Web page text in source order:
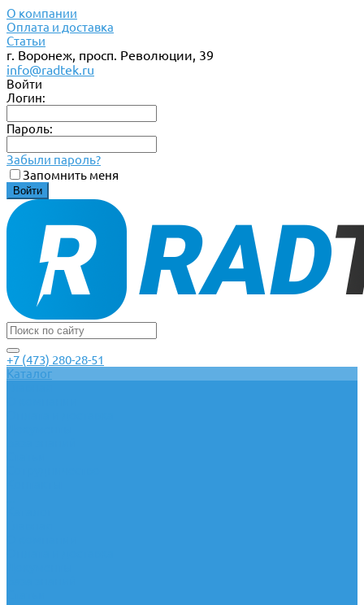
О компании
Оплата и доставка
Статьи
г. Воронеж, просп. Революции, 39
info@radtek.ru
Войти
Логин:
Пароль:
Забыли пароль?
Запомнить меня
+7 (473) 280-28-51
Каталог